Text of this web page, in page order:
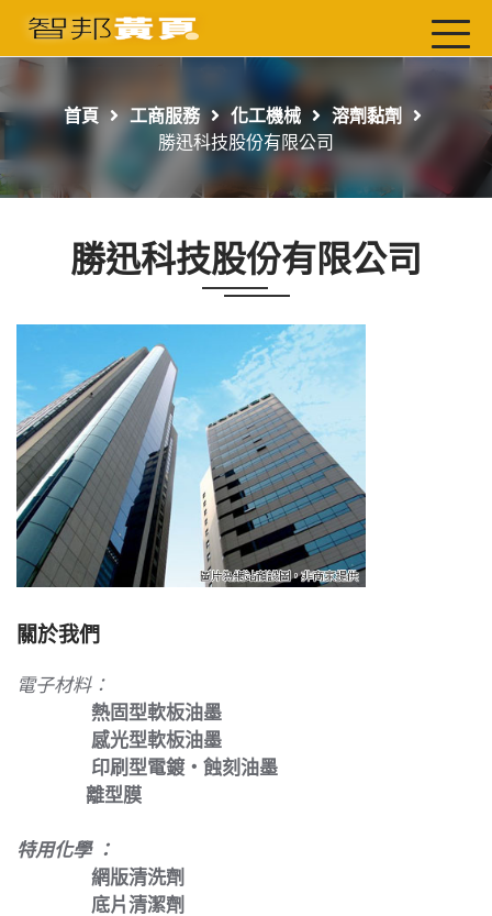
首頁
工商服務
免費刊登
首頁 工商服務 化工機械
溶劑黏劑
勝迅科技股份有限公司
勝迅科技股份有限公司
關於我們
電子材料：
熱固型軟板油墨
感光型軟板油墨
印刷型電鍍‧蝕刻油墨
離型膜
特用化學
：
網版清洗劑
底片清潔劑